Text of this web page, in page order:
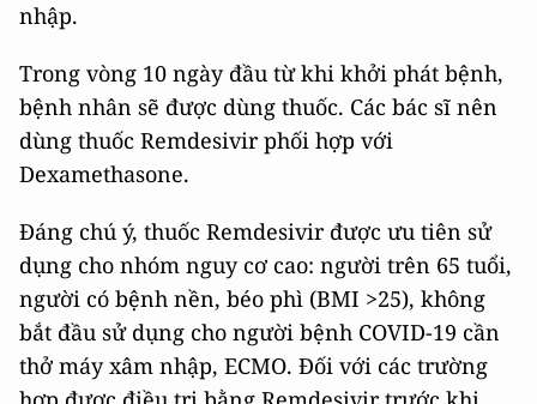
nhập.
Trong vòng 10 ngày đầu từ khi khởi phát bệnh,
bệnh nhân sẽ được dùng thuốc. Các bác sĩ nên
dùng thuốc Remdesivir phối hợp với
Dexamethasone.
Đáng chú ý, thuốc Remdesivir được ưu tiên sử
dụng cho nhóm nguy cơ cao: người trên 65 tuổi,
người có bệnh nền, béo phì (BMI >25), không
bắt đầu sử dụng cho người bệnh COVID-19 cần
thở máy xâm nhập, ECMO. Đối với các trường